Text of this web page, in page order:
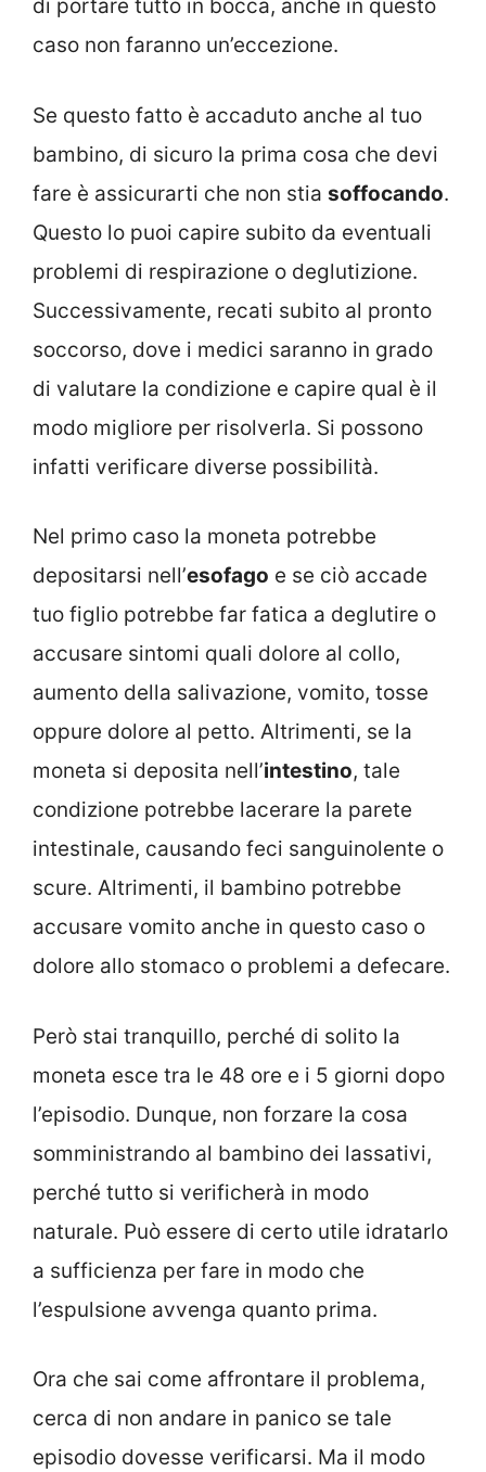
di portare tutto in bocca, anche in questo
caso non faranno un’eccezione.
Se questo fatto è accaduto anche al tuo
bambino, di sicuro la prima cosa che devi
fare è assicurarti che non stia soffocando.
Questo lo puoi capire subito da eventuali
problemi di respirazione o deglutizione.
Successivamente, recati subito al pronto
soccorso, dove i medici saranno in grado
di valutare la condizione e capire qual è il
modo migliore per risolverla. Si possono
infatti verificare diverse possibilità.
Nel primo caso la moneta potrebbe
depositarsi nell’esofago e se ciò accade
tuo figlio potrebbe far fatica a deglutire o
accusare sintomi quali dolore al collo,
aumento della salivazione, vomito, tosse
oppure dolore al petto. Altrimenti, se la
moneta si deposita nell’intestino, tale
condizione potrebbe lacerare la parete
intestinale, causando feci sanguinolente o
scure. Altrimenti, il bambino potrebbe
accusare vomito anche in questo caso o
dolore allo stomaco o problemi a defecare.
Però stai tranquillo, perché di solito la
moneta esce tra le 48 ore e i 5 giorni dopo
l’episodio. Dunque, non forzare la cosa
somministrando al bambino dei lassativi,
perché tutto si verificherà in modo
naturale. Può essere di certo utile idratarlo
a sufficienza per fare in modo che
l’espulsione avvenga quanto prima.
Ora che sai come affrontare il problema,
cerca di non andare in panico se tale
episodio dovesse verificarsi. Ma il modo